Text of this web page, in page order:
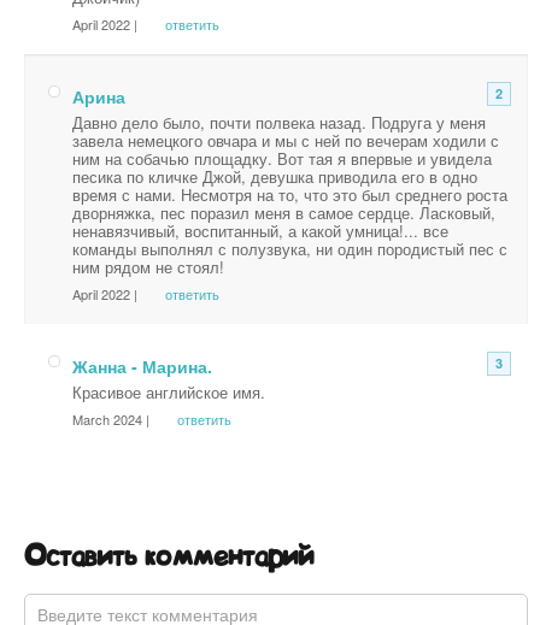
April 2022 | ответить
2
Арина
Давно дело было, почти полвека назад. Подруга у меня
завела немецкого овчара и мы с ней по вечерам ходили с
ним на собачью площадку. Вот тая я впервые и увидела
песика по кличке Джой, девушка приводила его в одно
время с нами. Несмотря на то, что это был среднего роста
дворняжка, пес поразил меня в самое сердце. Ласковый,
ненавязчивый, воспитанный, а какой умница!... все
команды выполнял с полузвука, ни один породистый пес с
ним рядом не стоял!
April 2022 | ответить
3
Жанна - Марина.
Красивое английское имя.
March 2024 | ответить
Оставить комментарий
Комментарий*